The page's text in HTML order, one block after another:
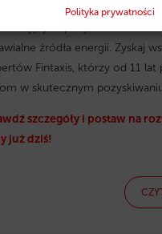
Polityka prywatności
– dowiedz się, jak
źródła energii. Zyskaj
Fintaxis, którzy od 11 lat
w skutecznym
szczegóły i postaw na
już dziś!